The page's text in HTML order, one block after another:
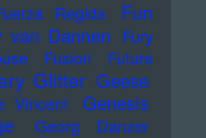
Regida
Fun
van Dannen Fury
Fusion
Future
Glitter Geese
Vincent
Genesis
Georg Danzer